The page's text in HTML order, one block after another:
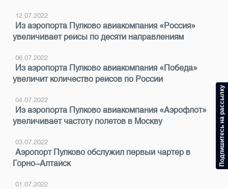
12.07.2022
Из аэропорта Пулково авиакомпания «Россия»
увеличивает рейсы по десяти направлениям
06.07.2022
Из аэропорта Пулково авиакомпания «Победа»
увеличит количество рейсов по России
04.07.2022
Из аэропорта Пулково авиакомпания «Аэрофлот»
увеличивает частоту полетов в Москву
03.07.2022
Аэропорт Пулково обслужил первый чартер в
Горно-Алтайск
01.07.2022
Подпишитесь на рассылку